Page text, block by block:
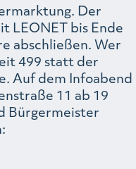
Der
LEONET bis Ende
abschließen. Wer
499 statt der
Auf dem Infoabend
11 ab 19
Bürgermeister